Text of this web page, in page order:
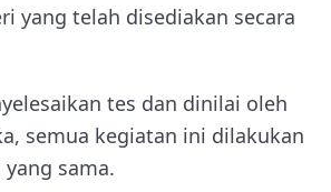
yang telah disediakan secara
tes dan dinilai oleh
semua kegiatan ini dilakukan
sama.